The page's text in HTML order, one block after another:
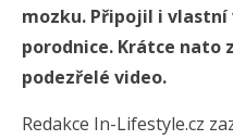
mozku. Připojil i vlastní
porodnice. Krátce
podezřelé video.
Redakce In-Lifestyle.cz